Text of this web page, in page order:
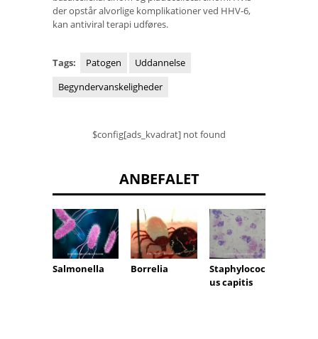
der opstår alvorlige komplikationer ved HHV-6,
kan antiviral terapi udføres.
Tags: Patogen
Uddannelse
Begyndervanskeligheder
$config[ads_kvadrat] not found
ANBEFALET
Salmonella Borrelia
Staphylococc
us capitis